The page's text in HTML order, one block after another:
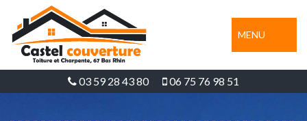
MENU
03 59 28 43 80 06 75 76 98 51